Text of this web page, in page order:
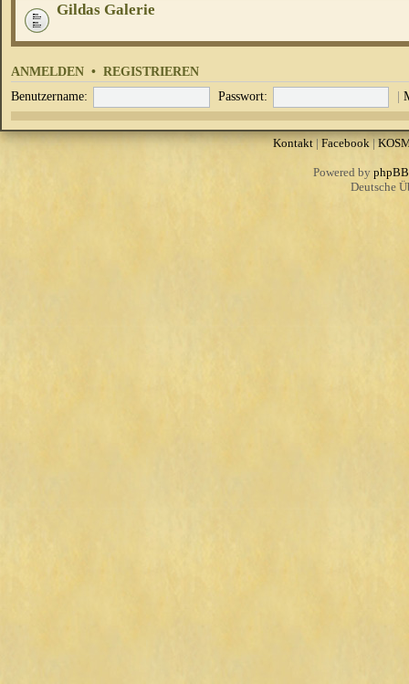
Gildas Galerie
ANMELDEN • REGISTRIEREN
Benutzername: Passwort: |
Kontakt| Facebook|
Powered by phpBB
Deutsche